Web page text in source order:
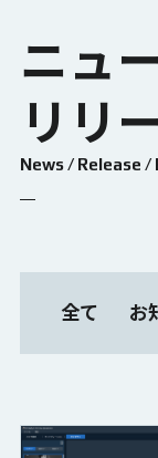
ニュ
リリ
News / Release /
全て お